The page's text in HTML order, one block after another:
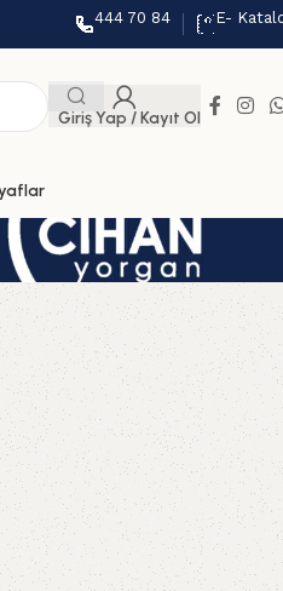
444 70 84 E-
Giriş Yap / Kayıt Ol